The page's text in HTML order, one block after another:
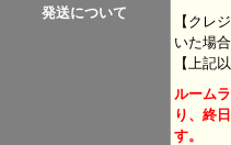
発送について
【クレ
いた場
【上記
ルーム
り、終
す。